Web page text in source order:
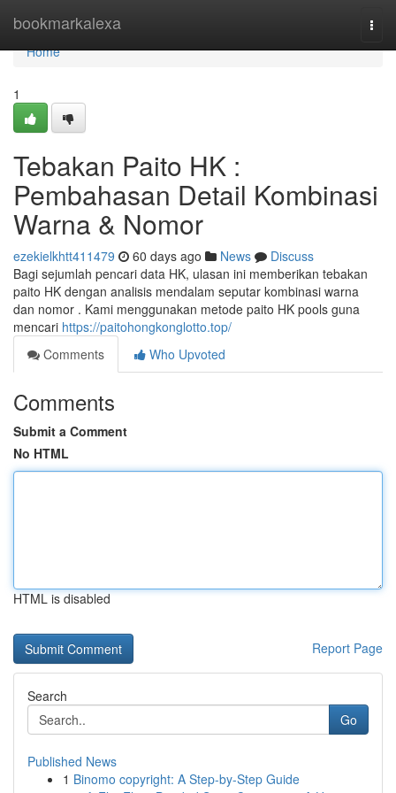
bookmarkalexa
Home
Home
1
Tebakan Paito HK :
Pembahasan Detail Kombinasi
Warna & Nomor
ezekielkhtt411479 60 days ago News
Discuss
Bagi sejumlah pencari data HK, ulasan ini memberikan tebakan
paito HK dengan analisis mendalam seputar kombinasi warna
dan nomor . Kami menggunakan metode paito HK pools guna
mencari https://paitohongkonglotto.top/
Comments
Who Upvoted
Comments
Submit a Comment
No HTML
HTML is disabled
Report Page
Search
Go
Published News
1 Binomo copyright: A Step-by-Step Guide